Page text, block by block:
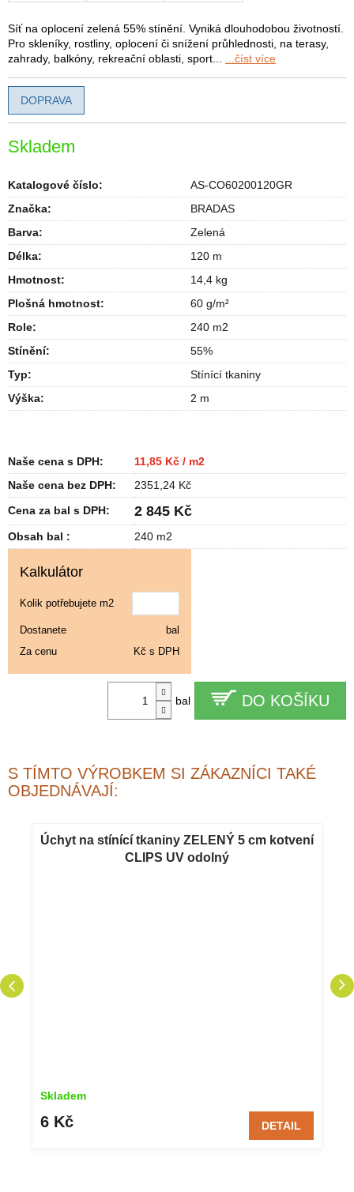
Skladem
bal DO KOŠÍKU
Síť na oplocení zelená 55% stínění. Vyniká dlouhodobou životností.
Pro skleníky, rostliny, oplocení či snížení průhlednosti, na terasy,
zahrady, balkóny, rekreační oblasti, sport...
...číst více
Katalogové číslo:
AS-CO60200120GR
Značka:
BRADAS
Barva:
Zelená
Délka:
120 m
Hmotnost:
14,4 kg
Plošná hmotnost:
60 g/m²
Role:
240 m2
Stínění:
55%
Typ:
Stínící tkaniny
Výška: 2 m
DOPRAVA
Naše cena s DPH:
11,85 Kč / m2
Naše cena bez DPH:
2351,24 Kč
Cena za bal s DPH:
2 845 Kč
Obsah bal : 240 m2
Kalkulátor
Kolik potřebujete m2
Dostanete
bal
Za cenu
Kč s DPH
S TÍMTO VÝROBKEM SI ZÁKAZNÍCI TAKÉ
OBJEDNÁVAJÍ:
Úchyt na stínící tkaniny ZELENÝ 5 cm kotvení
CLIPS UV odolný
Skladem
6 Kč DETAIL